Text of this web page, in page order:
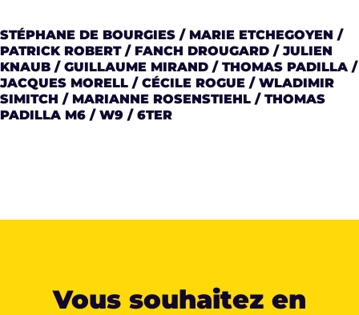
STÉPHANE DE BOURGIES / MARIE ETCHEGOYEN /
PATRICK ROBERT / FANCH DROUGARD / JULIEN
KNAUB / GUILLAUME MIRAND / THOMAS PADILLA /
JACQUES MORELL / CÉCILE ROGUE / WLADIMIR
SIMITCH / MARIANNE ROSENSTIEHL / THOMAS
PADILLA M6 / W9 / 6TER
Vous souhaitez en